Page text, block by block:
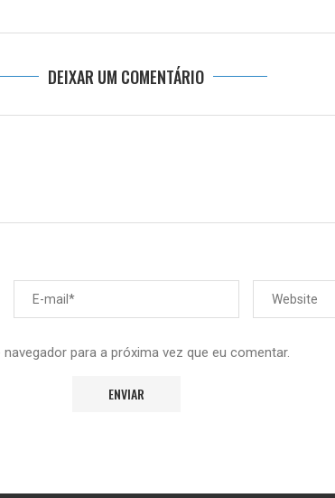
DEIXAR UM COMENTÁRIO
para a próxima vez que eu comentar.